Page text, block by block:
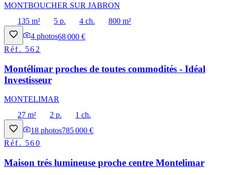
MONTBOUCHER SUR JABRON
135 m²
5 p. 4 ch.
800 m²
4 photos68 000 €
Réf. 562
Montélimar proches de toutes commodités - Idéal
Investisseur
MONTELIMAR
27 m²
2 p.
1 ch.
18 photos785 000 €
Réf. 560
Maison trés lumineuse proche centre Montelimar